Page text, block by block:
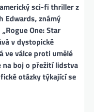
sci-fi thriller z
Edwards, známý
One: Star
v dystopické
ve válce proti umělé
na boj o přežití lidstva
otázky týkající se